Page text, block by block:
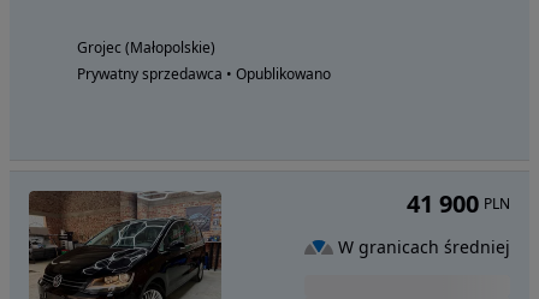
Grojec (Małopolskie)
Prywatny sprzedawca • Opublikowano
41 900 PLN
W granicach średniej